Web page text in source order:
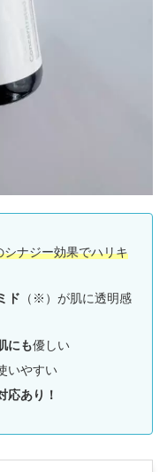
ナジー効果でハリキ
ド （※）が肌に透明感
にも優しい
いやすい
応あり！